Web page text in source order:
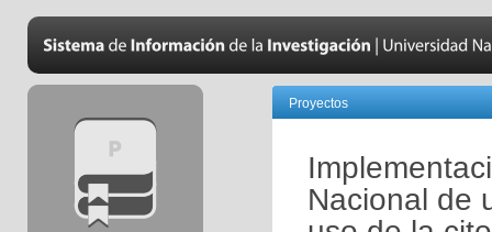
Proyectos
Nacional de